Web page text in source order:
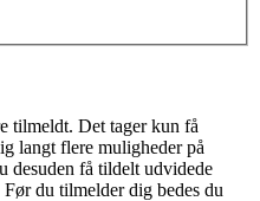
tilmeldt. Det tager kun få
langt flere muligheder på
desuden få tildelt udvidede
du tilmelder dig bedes du